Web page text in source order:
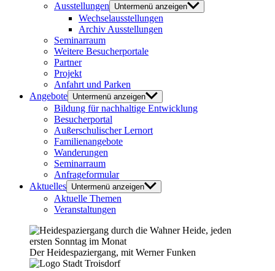
Ausstellungen
Untermenü anzeigen
Wechselausstellungen
Archiv Ausstellungen
Seminarraum
Weitere Besucherportale
Partner
Projekt
Anfahrt und Parken
Angebote Untermenü anzeigen
Bildung für nachhaltige Entwicklung
Besucherportal
Außerschulischer Lernort
Familienangebote
Wanderungen
Seminarraum
Anfrageformular
Aktuelles Untermenü anzeigen
Aktuelle Themen
Veranstaltungen
Der Heidespaziergang, mit Werner Funken